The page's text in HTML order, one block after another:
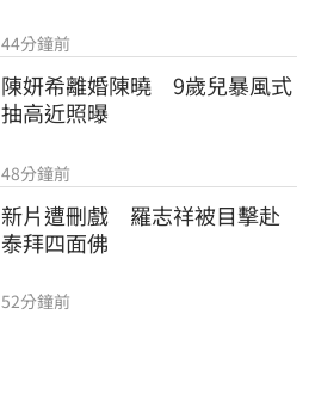
44分鐘前
陳妍希離婚陳曉　9歲兒暴風式
抽高近照曝
48分鐘前
新片遭刪戲　羅志祥被目擊赴
泰拜四面佛
52分鐘前